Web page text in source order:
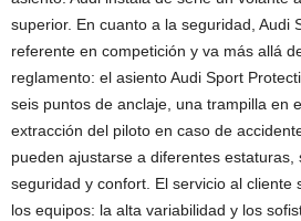
superior. En cuanto a la seguridad, Audi
referente en competición y va más allá
reglamento: el asiento Audi Sport
seis puntos de anclaje, una trampilla en
extracción del piloto en caso de
pueden ajustarse a diferentes estaturas,
seguridad y confort. El servicio al cliente
los equipos: la alta variabilidad y los